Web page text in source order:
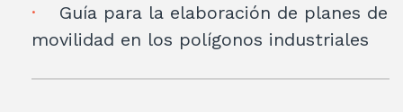
Guía para la elaboración de planes de
movilidad en los polígonos industriales